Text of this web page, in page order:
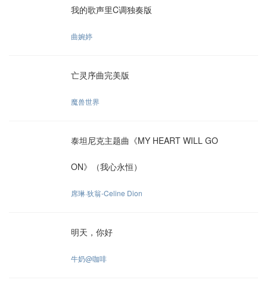
我的歌声里C调独奏版
曲婉婷
亡灵序曲完美版
魔兽世界
泰坦尼克主题曲《MY HEART WILL GO
ON》（我心永恒）
席琳·狄翁-Celine Dion
明天，你好
牛奶@咖啡